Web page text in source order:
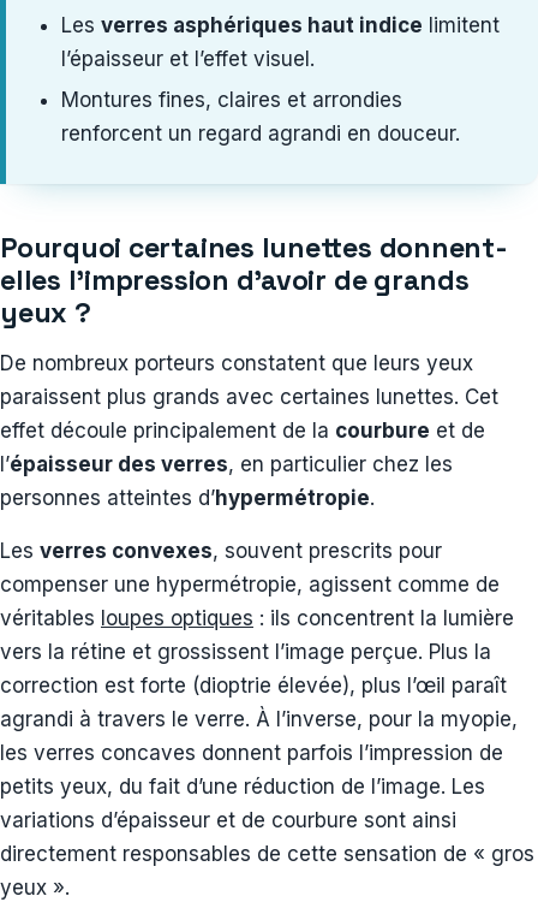
Les verres asphériques haut indice limitent
l’épaisseur et l’effet visuel.
Montures fines, claires et arrondies
renforcent un regard agrandi en douceur.
Pourquoi certaines lunettes donnent-
elles l’impression d’avoir de grands
yeux ?
De nombreux porteurs constatent que leurs yeux
paraissent plus grands avec certaines lunettes. Cet
effet découle principalement de la courbure et de
l’épaisseur des verres, en particulier chez les
personnes atteintes d’hypermétropie.
Les verres convexes, souvent prescrits pour
compenser une hypermétropie, agissent comme de
véritables loupes optiques : ils concentrent la lumière
vers la rétine et grossissent l’image perçue. Plus la
correction est forte (dioptrie élevée), plus l’œil paraît
agrandi à travers le verre. À l’inverse, pour la myopie,
les verres concaves donnent parfois l’impression de
petits yeux, du fait d’une réduction de l’image. Les
variations d’épaisseur et de courbure sont ainsi
directement responsables de cette sensation de « gros
yeux ».